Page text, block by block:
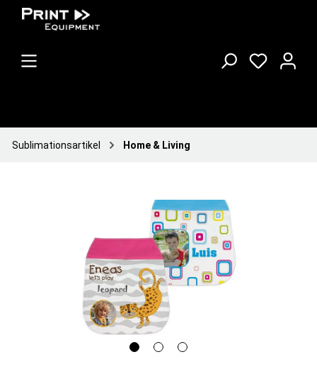
Sublimationsartikel Home & Living